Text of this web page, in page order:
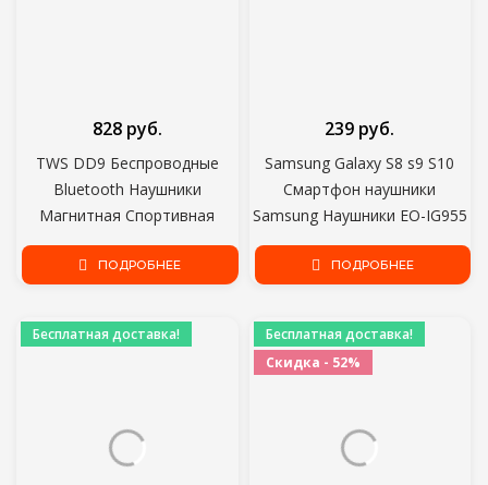
TWS DD9 Беспроводные
Bluetooth Наушники
Магнитная Спортивная
Беговая Гарнитура IPX5
Водонепроницаемые
Шумоподавляющие
Наушники
828 руб.
ПОДРОБНЕЕ
Samsung Galaxy S8 s9 S10
Смартфон наушники
Samsung Наушники EO-IG955
3,5 мм В ухо с микрофоном
Провод Гарнитура для AKG
239 руб.
ПОДРОБНЕЕ
Бесплатная доставка!
Бесплатная доставка!
Скидка - 52%